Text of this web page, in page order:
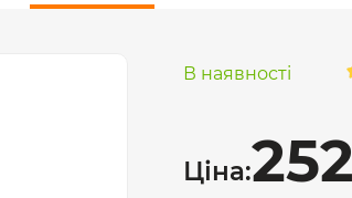
В наявності
Ціна: